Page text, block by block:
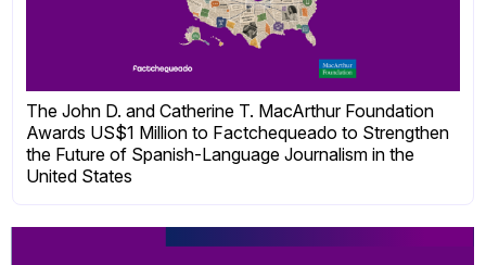
The John D. and Catherine T. MacArthur Foundation
Awards US$1 Million to Factchequeado to Strengthen
the Future of Spanish-Language Journalism in the
United States